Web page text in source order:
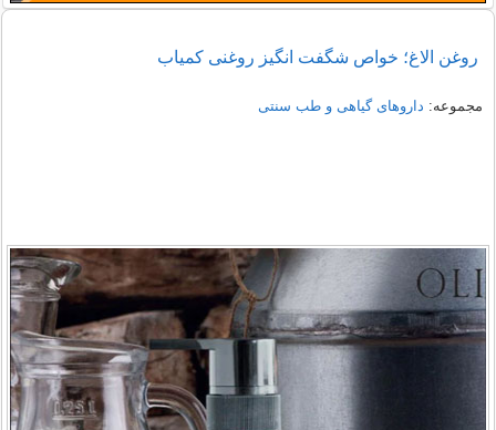
روغن الاغ؛ خواص شگفت انگیز روغنی کمیاب
مجموعه: داروهای گیاهی و طب سنتی